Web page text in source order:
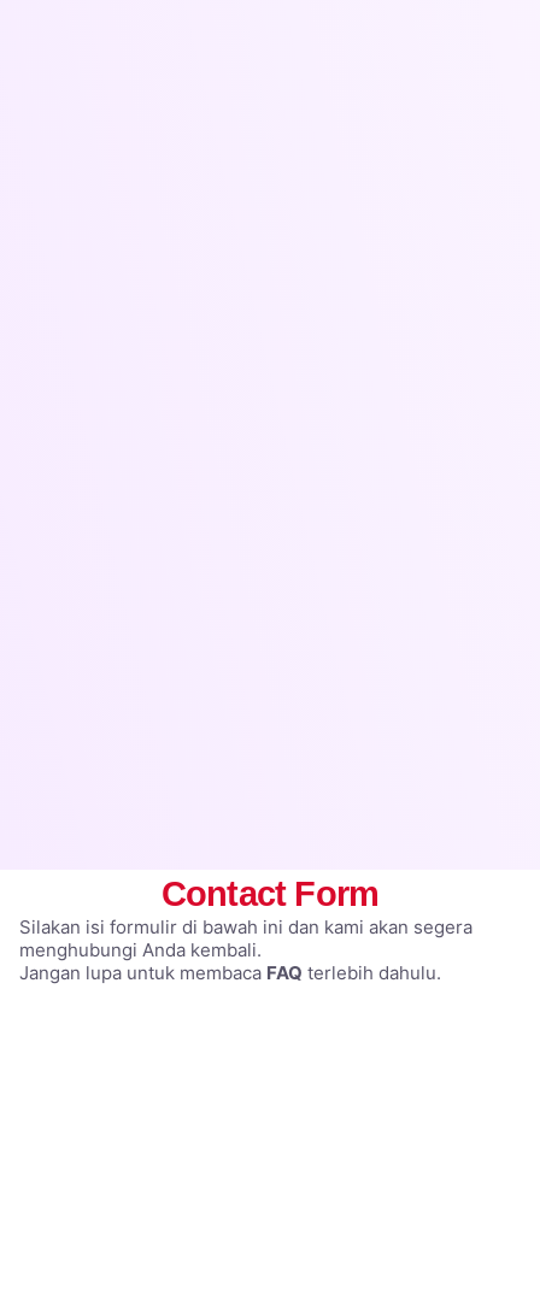
Contact Form
Silakan isi formulir di bawah ini dan kami akan segera
menghubungi Anda kembali.
Jangan lupa untuk membaca FAQ terlebih dahulu.